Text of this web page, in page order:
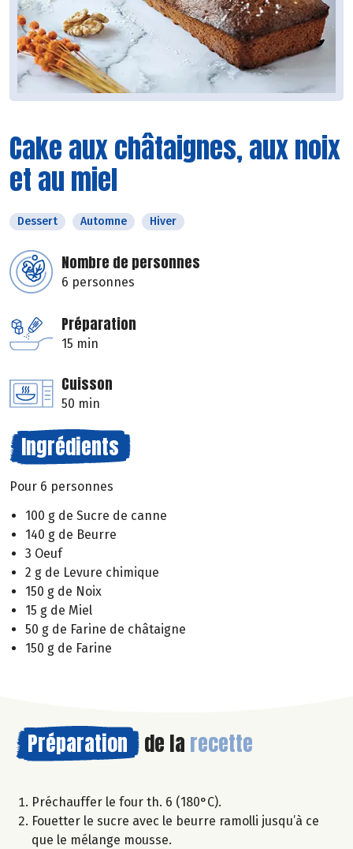
Cake aux châtaignes, aux noix
et au miel
Dessert Automne Hiver
Nombre de personnes
6 personnes
Préparation
15 min
Cuisson
50 min
Ingrédients
Pour 6 personnes
100 g de Sucre de canne
140 g de Beurre
3 Oeuf
2 g de Levure chimique
150 g de Noix
15 g de Miel
50 g de Farine de châtaigne
150 g de Farine
Préparation de la recette
Préchauffer le four th. 6 (180°C).
Fouetter le sucre avec le beurre ramolli jusqu’à ce
que le mélange mousse.